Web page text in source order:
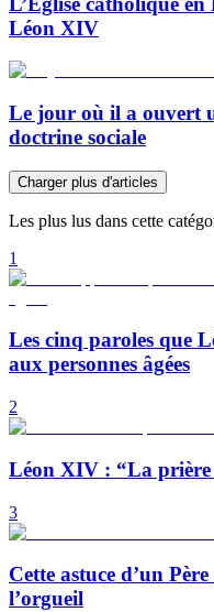
Léon XIV
Le jour où il a ouvert
doctrine sociale
Charger plus d'articles
Les plus lus dans cette
1
Les cinq paroles que
aux personnes âgées
2
Léon XIV : “La prière
3
Cette astuce d’un
l’orgueil